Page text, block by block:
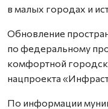
в малых городах и
Обновление
по федеральному
комфортной
нацпроекта
По информации